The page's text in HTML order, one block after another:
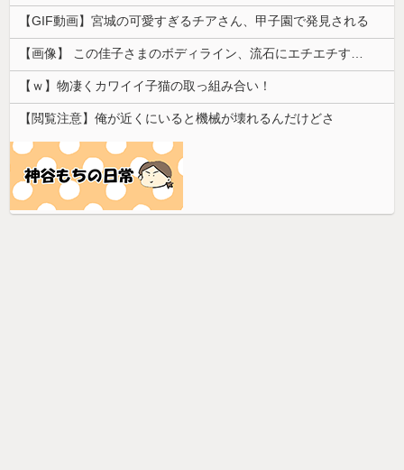
【GIF動画】宮城の可愛すぎるチアさん、甲子園で発見される
【画像】 この佳子さまのボディライン、流石にエチエチすぎやろ！
【ｗ】物凄くカワイイ子猫の取っ組み合い！
【閲覧注意】俺が近くにいると機械が壊れるんだけどさ